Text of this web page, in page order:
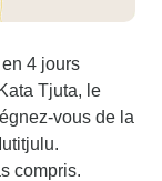
4 jours
Tjuta, le
vous de la
compris.